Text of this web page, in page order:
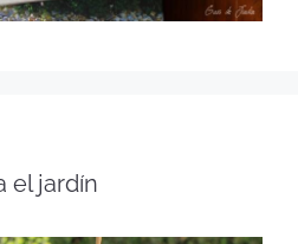
el jardín